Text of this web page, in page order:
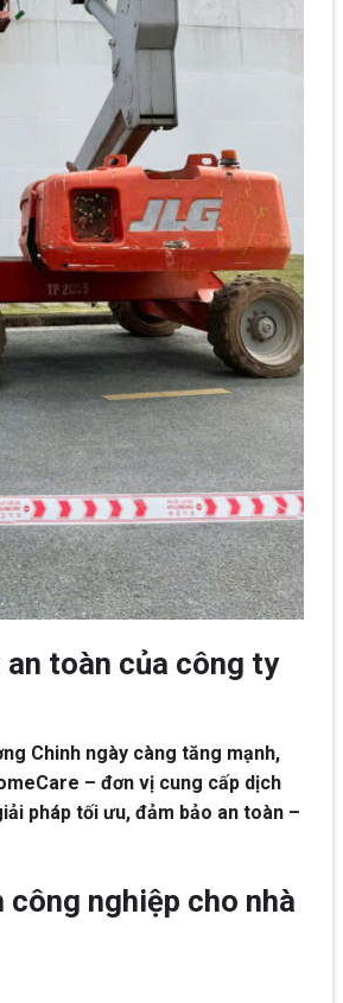
toàn của công ty
Chinh ngày càng tăng mạnh,
– đơn vị cung cấp dịch
pháp tối ưu, đảm bảo an toàn –
công nghiệp cho nhà